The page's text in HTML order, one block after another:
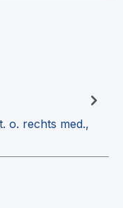
o. rechts med.,